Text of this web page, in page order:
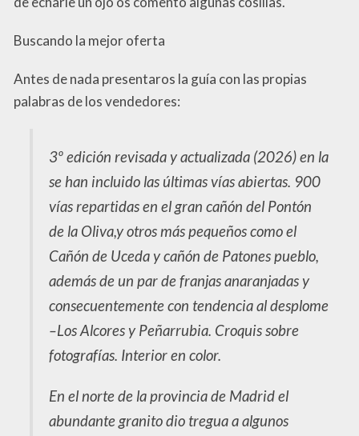
Buscando la mejor oferta
Antes de nada presentaros la guía con las propias
palabras de los vendedores:
3º edición revisada y actualizada (2026) en la
se han incluido las últimas vías abiertas. 900
vías repartidas en el gran cañón del Pontón
de la Oliva,y otros más pequeños como el
Cañón de Uceda y cañón de Patones pueblo,
además de un par de franjas anaranjadas y
consecuentemente con tendencia al desplome
–Los Alcores y Peñarrubia. Croquis sobre
fotografías. Interior en color.
En el norte de la provincia de Madrid el
abundante granito dio tregua a algunos